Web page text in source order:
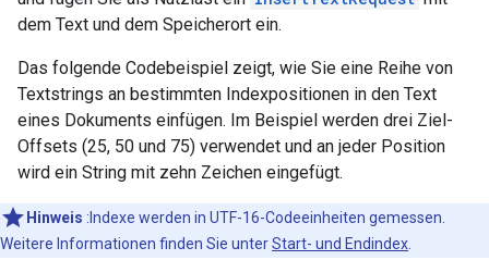
dem Text und dem Speicherort ein.
Das folgende Codebeispiel zeigt, wie Sie eine Reihe von
Textstrings an bestimmten Indexpositionen in den Text
eines Dokuments einfügen. Im Beispiel werden drei Ziel-
Offsets (25, 50 und 75) verwendet und an jeder Position
wird ein String mit zehn Zeichen eingefügt.
Hinweis :Indexe werden in UTF-16-Codeeinheiten gemessen.
Weitere Informationen finden Sie unterStart- und Endindex